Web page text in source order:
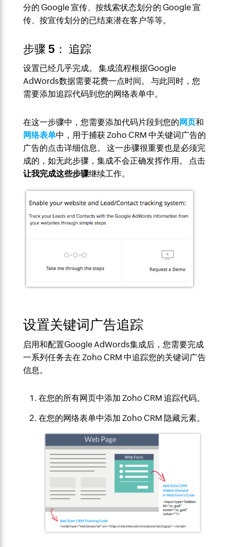
分的 Google 宣传、按线索状态划分的 Google 宣
传、按宣传划分的已结束潜在客户等等。
步骤 5： 追踪
设置已经几乎完成。 集成流程根据Google
AdWords数据需要花费一点时间。 与此同时，您
需要添加追踪代码到您的网络表单中。
在这一步骤中，您需要添加代码片段到您的 网页和
网络表单中，用于捕获 Zoho CRM 中关键词广告的
广告的点击详细信息。 这一步骤很重要也是必须完
成的，如无此步骤，集成不会正确发挥作用。 点击
让我完成这些步骤继续工作。
设置关键词广告追踪
启用和配置Google AdWords集成后，您需要完成
一系列任务去在 Zoho CRM 中追踪您的关键词广告
信息。
在您的所有网页中添加 Zoho CRM 追踪代码。
在您的网络表单中添加 Zoho CRM 隐藏元素。